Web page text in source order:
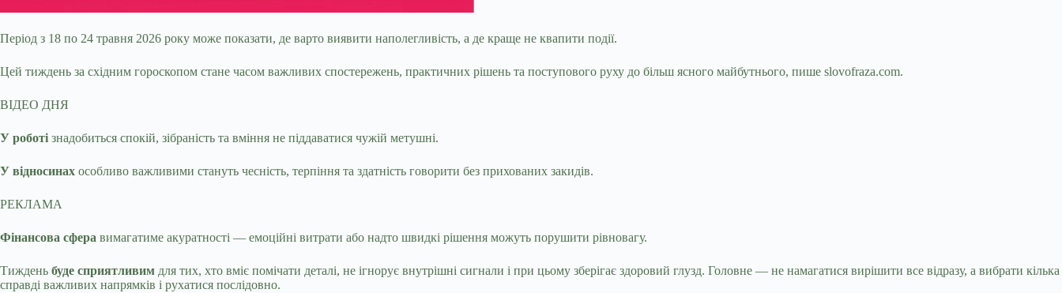
Період з 18 по 24 травня 2026 року може показати, де варто виявити наполегливість, а де краще не квапити події.
Цей тиждень за східним гороскопом стане часом важливих спостережень, практичних рішень та поступового руху до більш ясного майбутнього, пише slovofraza.com.
ВІДЕО ДНЯ
У роботі знадобиться спокій, зібраність та вміння не піддаватися чужій метушні.
У відносинах особливо важливими стануть чесність, терпіння та здатність говорити без прихованих закидів.
РЕКЛАМА
Фінансова сфера вимагатиме акуратності — емоційні витрати або надто швидкі рішення можуть порушити рівновагу.
Тиждень буде сприятливим для тих, хто вміє помічати деталі, не ігнорує внутрішні сигнали і при цьому зберігає здоровий глузд. Головне — не намагатися вирішити все відразу, а вибрати кілька
справді важливих напрямків і рухатися послідовно.